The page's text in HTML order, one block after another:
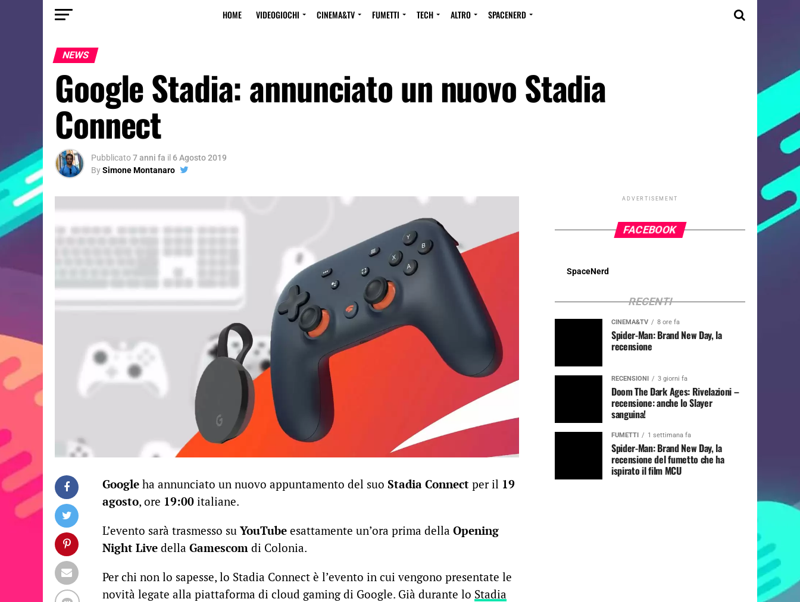
HOME VIDEOGIOCHI CINEMA&TV FUMETTI TECH ALTRO SPACENERD
NEWS
Google Stadia: annunciato un nuovo Stadia
Connect
Pubblicato7 anni fa il 6 Agosto 2019
BySimone Montanaro
Google ha annunciato un nuovo appuntamento del suo Stadia Connect per il 19
agosto, ore 19:00 italiane.
L’evento sarà trasmesso su YouTube esattamente un’ora prima della Opening
Night Live della Gamescom di Colonia.
Per chi non lo sapesse, lo Stadia Connect è l’evento in cui vengono presentate le
novità legate alla piattaforma di cloud gaming di Google. Già durante lo Stadia
ADVERTISEMENT
FACEBOOK
SpaceNerd
RECENTI
CINEMA&TV 8 ore fa
Spider-Man: Brand New Day, la
recensione
RECENSIONI 3 giorni fa
Doom The Dark Ages: Rivelazioni –
recensione: anche lo Slayer
sanguina!
FUMETTI 1 settimana fa
Spider-Man: Brand New Day, la
recensione del fumetto che ha
ispirato il film MCU